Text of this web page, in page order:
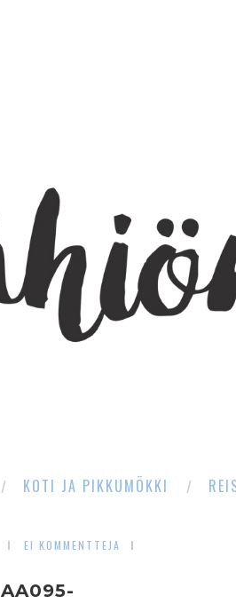
KOTI JA PIKKUMÖKKI
EI KOMMENTTEJA
AA095-